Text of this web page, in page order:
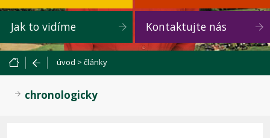
Jak to vidíme Kontaktujte nás
úvod > články
chronologicky